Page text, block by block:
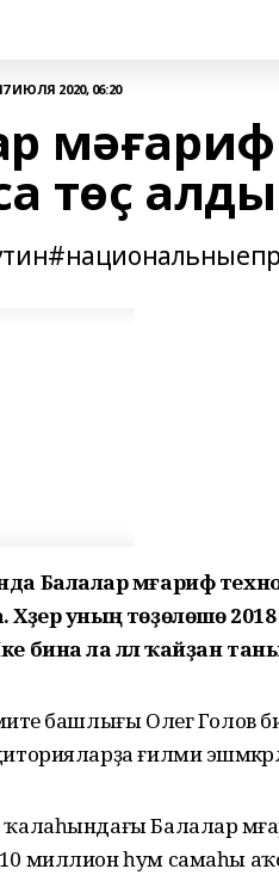
ИЮЛЯ 2020, 06:20
төҫ алды
Балалар мәғариф
Хәҙер уның төҙөлөшө
бина ла әллә ҡайҙан
башлығы Олег Голов
ғилми
Балалар
миллион һум самаһы